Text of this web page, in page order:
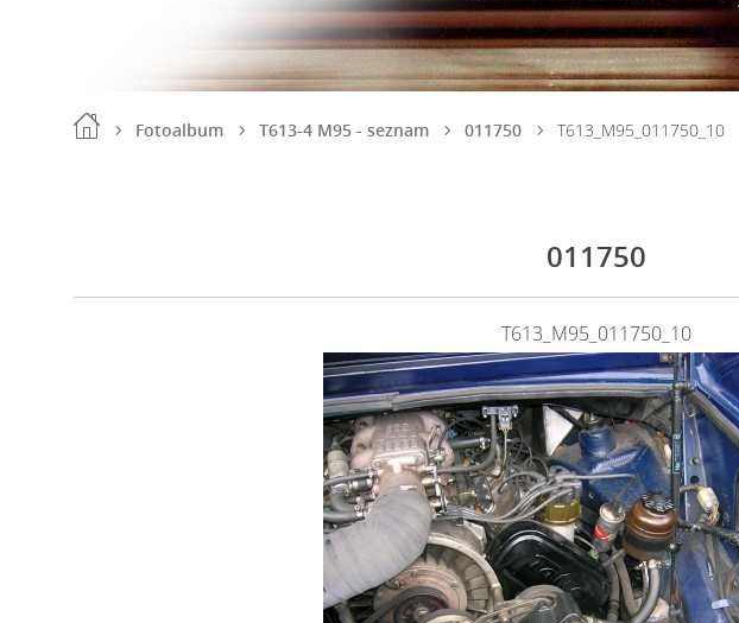
Fotoalbum T613-4 M95 - seznam 011750 T613_M95_011750_10
011750
T613_M95_011750_10